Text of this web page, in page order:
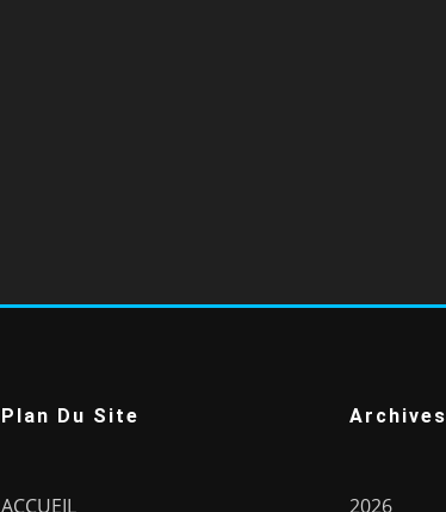
Plan Du Site
ACCUEIL
Archives
2026